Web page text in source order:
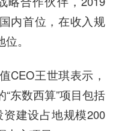
内首位，在收入规
。
CEO王世琪表示，
东数西算”项目包括
建设占地规模200